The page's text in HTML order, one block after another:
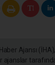
Ajansı
ajanslar